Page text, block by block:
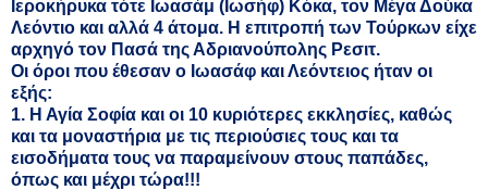
Ιεροκήρυκα τότε Ιωασάμ (Ιωσήφ) Κόκα, τον Μέγα Δούκα
Λεόντιο και αλλά 4 άτομα. Η επιτροπή των Τούρκων είχε
αρχηγό τον Πασά της Αδριανούπολης Ρεσιτ.
Οι όροι που έθεσαν ο Ιωασάφ και Λεόντειος ήταν οι
εξής:
1. Η Αγία Σοφία και οι 10 κυριότερες εκκλησίες, καθώς
και τα μοναστήρια με τις περιούσιες τους και τα
εισοδήματα τους να παραμείνουν στους παπάδες,
όπως και μέχρι τώρα!!!